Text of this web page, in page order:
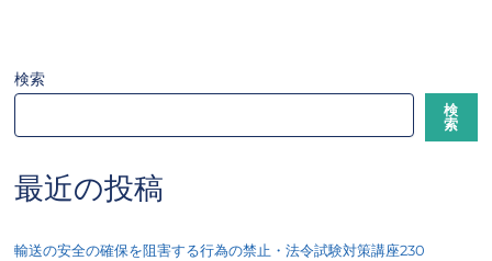
検索
検
索
最近の投稿
輸送の安全の確保を阻害する行為の禁止・法令試験対策講座230